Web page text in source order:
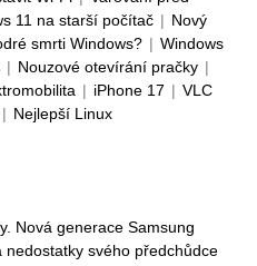
11 na starší počítač | Nový
smrti Windows? | Windows
| Nouzové otevírání pračky |
| iPhone 17 | VLC
| Nejlepší Linux
Nová generace Samsung
nedostatky svého předchůdce